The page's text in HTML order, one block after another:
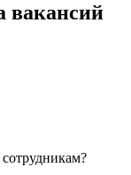
вакансий